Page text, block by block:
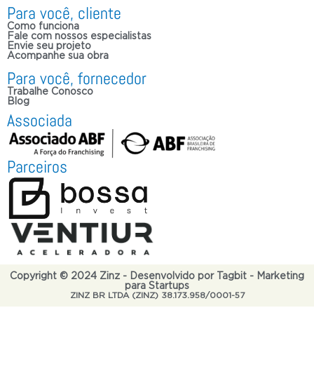
Para você, cliente
Como funciona
Fale com nossos especialistas
Envie seu projeto
Acompanhe sua obra
Para você, fornecedor
Trabalhe Conosco
Blog
Associada
Parceiros
Copyright © 2024 Zinz - Desenvolvido por Tagbit - Marketing
para Startups
ZINZ BR LTDA (ZINZ) 38.173.958/0001-57